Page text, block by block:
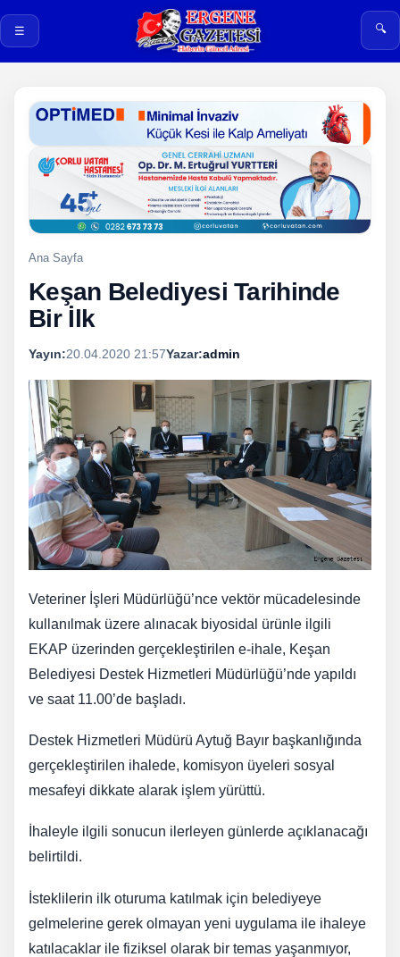
☰ 🔍
Ana Sayfa
Keşan Belediyesi Tarihinde
Bir İlk
Yayın:20.04.2020 21:57Yazar:admin
Veteriner İşleri Müdürlüğü’nce vektör mücadelesinde
kullanılmak üzere alınacak biyosidal ürünle ilgili
EKAP üzerinden gerçekleştirilen e-ihale, Keşan
Belediyesi Destek Hizmetleri Müdürlüğü’nde yapıldı
ve saat 11.00’de başladı.
Destek Hizmetleri Müdürü Aytuğ Bayır başkanlığında
gerçekleştirilen ihalede, komisyon üyeleri sosyal
mesafeyi dikkate alarak işlem yürüttü.
İhaleyle ilgili sonucun ilerleyen günlerde açıklanacağı
belirtildi.
İsteklilerin ilk oturuma katılmak için belediyeye
gelmelerine gerek olmayan yeni uygulama ile ihaleye
katılacaklar ile fiziksel olarak bir temas yaşanmıyor,